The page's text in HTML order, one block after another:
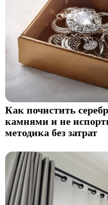
Как почистить
камнями и не
методика без затрат